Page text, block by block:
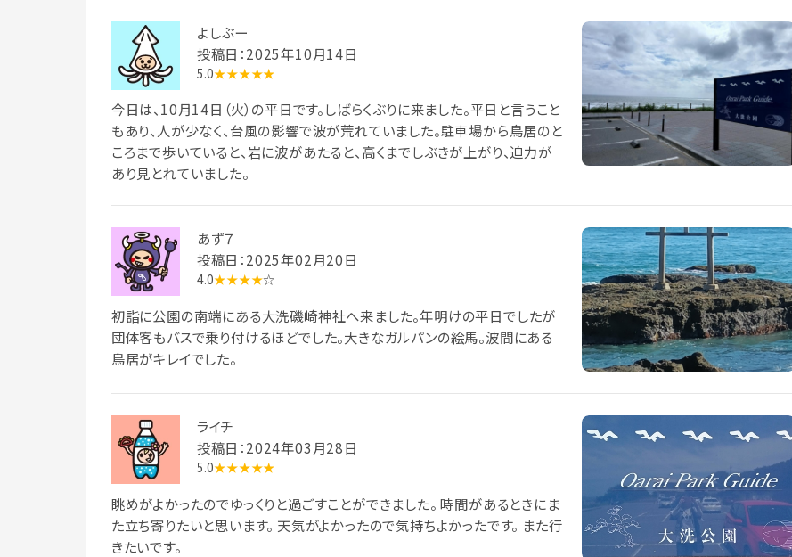
よしぶー
投稿日：2025年10月14日
5.0★★★★★
今日は、10月14日（火）の平日です。しばらくぶりに来ました。平日と言うこと
もあり、人が少なく、台風の影響で波が荒れていました。駐車場から鳥居のと
ころまで歩いていると、岩に波があたると、高くまでしぶきが上がり、迫力が
あり見とれていました。
あず７
投稿日：2025年02月20日
4.0★★★★☆
初詣に公園の南端にある大洗磯崎神社へ来ました。年明けの平日でしたが
団体客もバスで乗り付けるほどでした。大きなガルパンの絵馬。波間にある
鳥居がキレイでした。
ライチ
投稿日：2024年03月28日
5.0★★★★★
眺めがよかったのでゆっくりと過ごすことができました。 時間があるときにま
た立ち寄りたいと思います。 天気がよかったので気持ちよかったです。 また行
きたいです。